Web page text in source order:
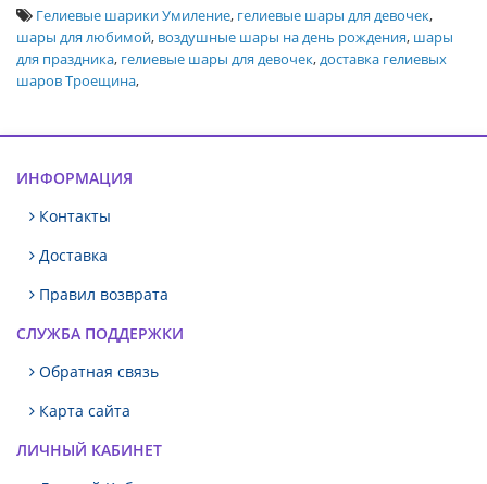
Гелиевые шарики Умиление, гелиевые шары для девочек,
шары для любимой, воздушные шары на день рождения, шары
для праздника, гелиевые шары для девочек,доставка гелиевых
шаров Троещина,
ИНФОРМАЦИЯ
Контакты
Доставка
Правил возврата
СЛУЖБА ПОДДЕРЖКИ
Обратная связь
Карта сайта
ЛИЧНЫЙ КАБИНЕТ